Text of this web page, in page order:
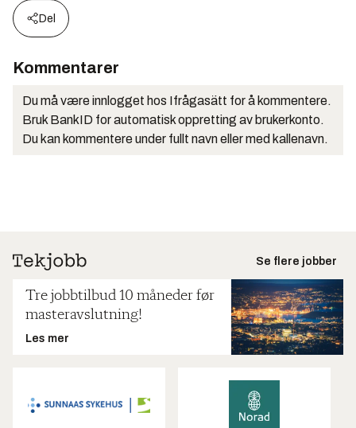
Del
Kommentarer
Du må være innlogget hos Ifrågasätt for å kommentere.
Bruk BankID for automatisk oppretting av brukerkonto.
Du kan kommentere under fullt navn eller med kallenavn.
Se flere jobber
Tre jobbtilbud 10 måneder før
masteravslutning!
Les mer